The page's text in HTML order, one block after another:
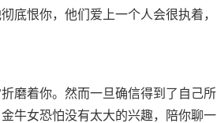
底恨你，他们爱上一个人会很执着，
磨着你。然而一旦确信得到了自己所
牛女恐怕没有太大的兴趣，陪你聊一